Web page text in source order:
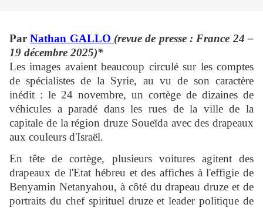
ParNathan GALLO (revue de presse : France 24 –
19 décembre 2025)*
Les images avaient beaucoup circulé sur les comptes
de spécialistes de la Syrie, au vu de son caractère
inédit : le 24 novembre, un cortège de dizaines de
véhicules a paradé dans les rues de la ville de la
capitale de la région druze Soueïda avec des drapeaux
aux couleurs d'Israël.
En tête de cortège, plusieurs voitures agitent des
drapeaux de l'Etat hébreu et des affiches à l'effigie de
Benyamin Netanyahou, à côté du drapeau druze et de
portraits du chef spirituel druze et leader politique de